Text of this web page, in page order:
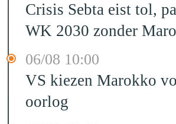
Crisis Sebta eist tol,
WK 2030 zonder
06/08 10:00
VS kiezen Marokko
oorlog